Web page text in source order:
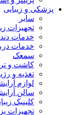
پزشکی و زیبایی
سایر
تجهیزات
خدمات
خدمات
سمعک
کاشت و
تغذیه و
لوازم
سالن
کلینیک
تجهیزات